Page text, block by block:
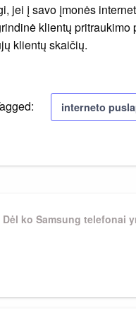
jei į savo įmonės
klientų
klientų skaičių.
interneto
Dėl ko Samsung telefonai